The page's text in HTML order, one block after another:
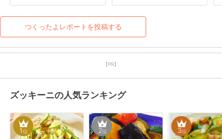
つくったよレポートを投稿する
【PR】
ズッキーニの人気ランキング
1位 2位 3位